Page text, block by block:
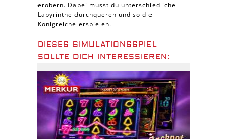
erobern. Dabei musst du unterschiedliche
Labyrinthe durchqueren und so die
Königreiche erspielen.
DIESES SIMULATIONSSPIEL
SOLLTE DICH INTERESSIEREN: